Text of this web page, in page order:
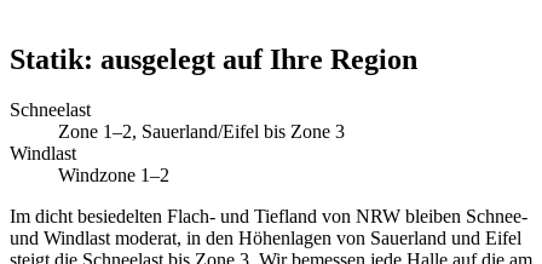
Statik: ausgelegt auf Ihre Region
Schneelast
Zone 1–2, Sauerland/Eifel bis Zone 3
Windlast
Windzone 1–2
Im dicht besiedelten Flach- und Tiefland von NRW bleiben Schnee-
und Windlast moderat, in den Höhenlagen von Sauerland und Eifel